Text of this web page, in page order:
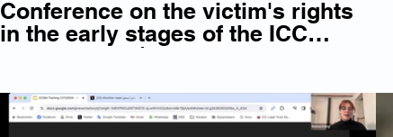
Conference on the victim's rights
in the early stages of the ICC
proceedings | Stop the backslide